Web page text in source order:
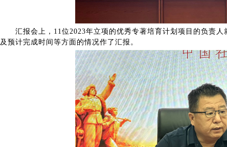
汇报会上，11位2023年立项的优秀专著培育计划项目的负责人
及预计完成时间等方面的情况作了汇报。